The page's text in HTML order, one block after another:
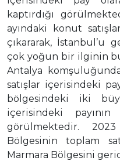
kaptırdığı
ayındaki konut
çıkararak, İstanbul’u
çok yoğun bir ilginin
Antalya
satışlar içerisindeki
bölgesindeki iki
içerisindeki
görülmektedir.
Bölgesinin toplam
Marmara Bölgesini